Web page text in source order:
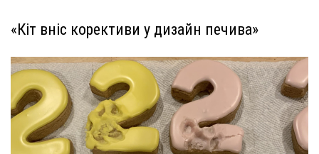
«Кіт вніс корективи у дизайн печива»